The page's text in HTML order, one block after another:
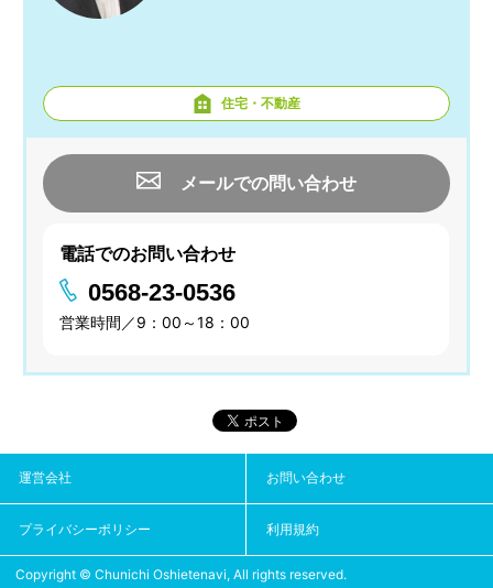
住宅・不動産
メールでの問い合わせ
電話でのお問い合わせ
0568-23-0536
営業時間／9：00～18：00
運営会社 お問い合わせ
プライバシーポリシー 利用規約
Copyright © Chunichi Oshietenavi, All rights reserved.